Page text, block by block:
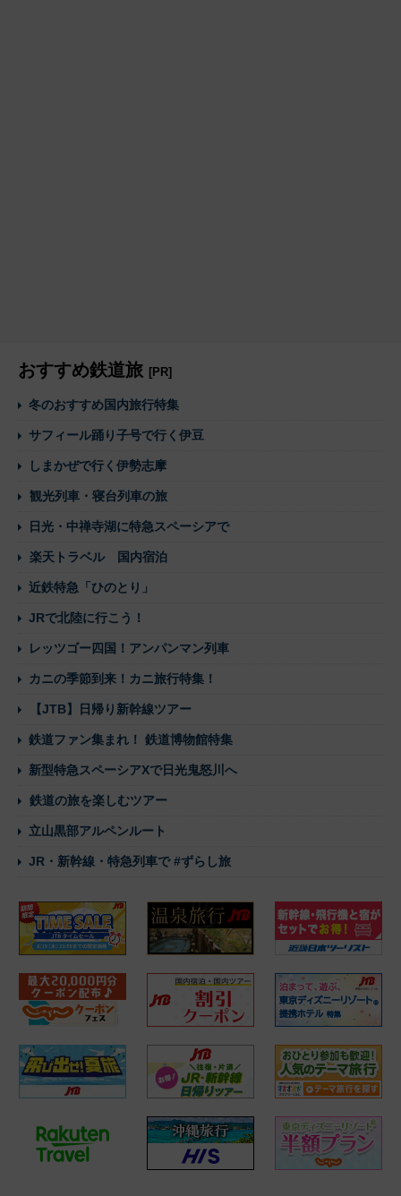
おすすめ鉄道旅 [PR]
冬のおすすめ国内旅行特集
サフィール踊り子号で行く伊豆
しまかぜで行く伊勢志摩
観光列車・寝台列車の旅
日光・中禅寺湖に特急スペーシアで
楽天トラベル 国内宿泊
近鉄特急「ひのとり」
JRで北陸に行こう！
レッツゴー四国！アンパンマン列車
カニの季節到来！カニ旅行特集！
【JTB】日帰り新幹線ツアー
鉄道ファン集まれ！ 鉄道博物館特集
新型特急スペーシアXで日光鬼怒川へ
鉄道の旅を楽しむツアー
立山黒部アルペンルート
JR・新幹線・特急列車で #ずらし旅